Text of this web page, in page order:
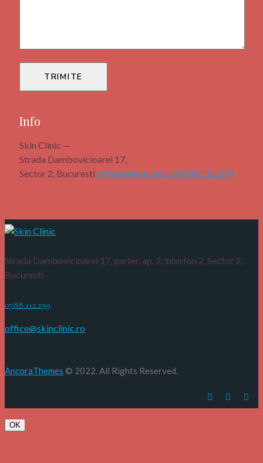
Info
Skin Clinic —
Strada Dambovicioarei 17,
Sector 2, Bucuresti office@skinclinic.ro0788.112.299
Strada Dambovicioarei 17, parter, ap. 2, interfon 2, Sector 2,
Bucuresti
0788.112.299
office@skinclinic.ro
AncoraThemes © 2022. All Rights Reserved.
OK